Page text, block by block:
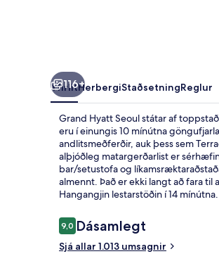
116+
YfirlitHerbergiStaðsetningReglur
Grand Hyatt Seoul státar af
eru í einungis 10 mínútna
andlitsmeðferðir, auk þess sem
alþjóðleg matargerðarlist er
bar/setustofa og
almennt. Það er ekki langt að fara
Hangangjin lestarstöðin í 14 mínútna.
Umsagnir
9,09,0 af 10
Dásamlegt
Sjá allar 1.013 umsagnir